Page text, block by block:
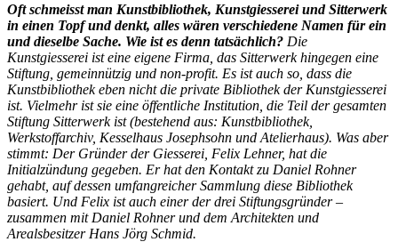
Oft schmeisst man Kunstbibliothek, Kunstgiesserei und Sitterwerk
in einen Topf und denkt, alles wären verschiedene Namen für ein
und dieselbe Sache. Wie ist es denn tatsächlich? Die
Kunstgiesserei ist eine eigene Firma, das Sitterwerk hingegen eine
Stiftung, gemeinnützig und non-profit. Es ist auch so, dass die
Kunstbibliothek eben nicht die private Bibliothek der Kunstgiesserei
ist. Vielmehr ist sie eine öffentliche Institution, die Teil der gesamten
Stiftung Sitterwerk ist (bestehend aus: Kunstbibliothek,
Werkstoffarchiv, Kesselhaus Josephsohn und Atelierhaus). Was aber
stimmt: Der Gründer der Giesserei, Felix Lehner, hat die
Initialzündung gegeben. Er hat den Kontakt zu Daniel Rohner
gehabt, auf dessen umfangreicher Sammlung diese Bibliothek
basiert. Und Felix ist auch einer der drei Stiftungsgründer –
zusammen mit Daniel Rohner und dem Architekten und
Arealsbesitzer Hans Jörg Schmid.